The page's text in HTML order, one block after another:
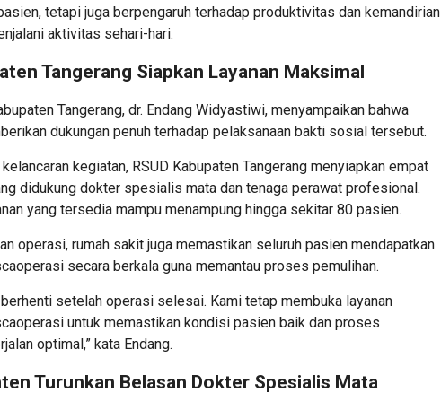
tetapi juga berpengaruh terhadap produktivitas dan kemandirian
aktivitas sehari-hari.
Tangerang Siapkan Layanan Maksimal
Tangerang, dr. Endang Widyastiwi, menyampaikan bahwa
dukungan penuh terhadap pelaksanaan bakti sosial tersebut.
kegiatan, RSUD Kabupaten Tangerang menyiapkan empat
didukung dokter spesialis mata dan tenaga perawat profesional.
yang tersedia mampu menampung hingga sekitar 80 pasien.
operasi, rumah sakit juga memastikan seluruh pasien mendapatkan
secara berkala guna memantau proses pemulihan.
setelah operasi selesai. Kami tetap membuka layanan
untuk memastikan kondisi pasien baik dan proses
optimal,” kata Endang.
Turunkan Belasan Dokter Spesialis Mata